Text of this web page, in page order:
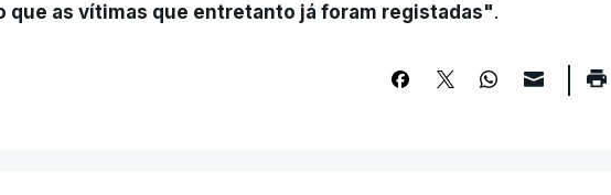
que as vítimas que entretanto já foram registadas".